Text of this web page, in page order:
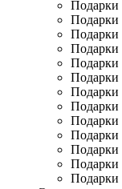
Подарки
Подарки
Подарки
Подарки
Подарки
Подарки
Подарки
Подарки
Подарки
Подарки
Подарки
Подарки
Подарки